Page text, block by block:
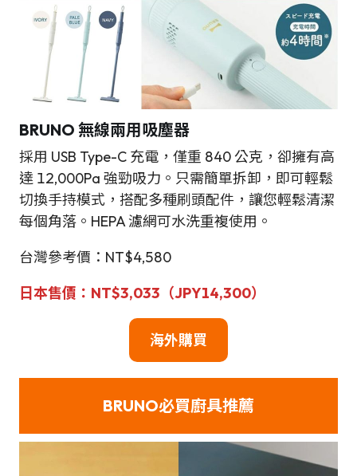
BRUNO 無線兩用吸塵器
採用 USB Type-C 充電，僅重 840 公克，卻擁有高
達 12,000Pa 強勁吸力。只需簡單拆卸，即可輕鬆
切換手持模式，搭配多種刷頭配件，讓您輕鬆清潔
每個角落。HEPA 濾網可水洗重複使用。
台灣參考價：NT$4,580
日本售價：NT$3,033（JPY14,300）
海外購買
BRUNO必買廚具推薦